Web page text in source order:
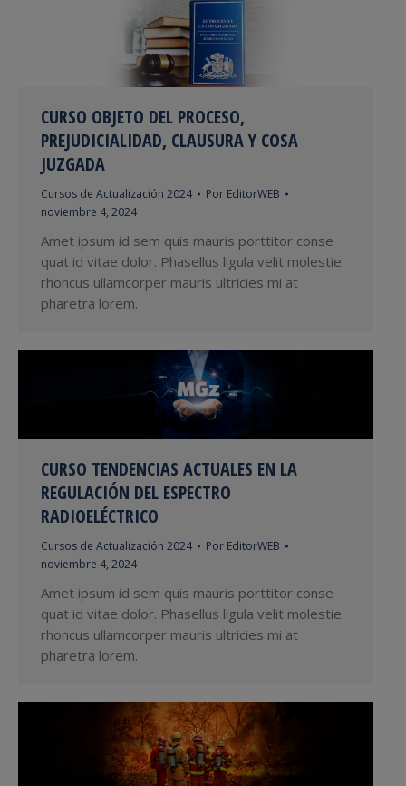
CURSO OBJETO DEL PROCESO,
PREJUDICIALIDAD, CLAUSURA Y COSA
JUZGADA
Cursos de Actualización 2024 Por EditorWEB
noviembre 4, 2024
Amet ipsum id sem quis mauris porttitor conse
quat id vitae dolor. Phasellus ligula velit molestie
rhoncus ullamcorper mauris ultricies mi at
pharetra lorem.
CURSO TENDENCIAS ACTUALES EN LA
REGULACIÓN DEL ESPECTRO
RADIOELÉCTRICO
Cursos de Actualización 2024 Por EditorWEB
noviembre 4, 2024
Amet ipsum id sem quis mauris porttitor conse
quat id vitae dolor. Phasellus ligula velit molestie
rhoncus ullamcorper mauris ultricies mi at
pharetra lorem.